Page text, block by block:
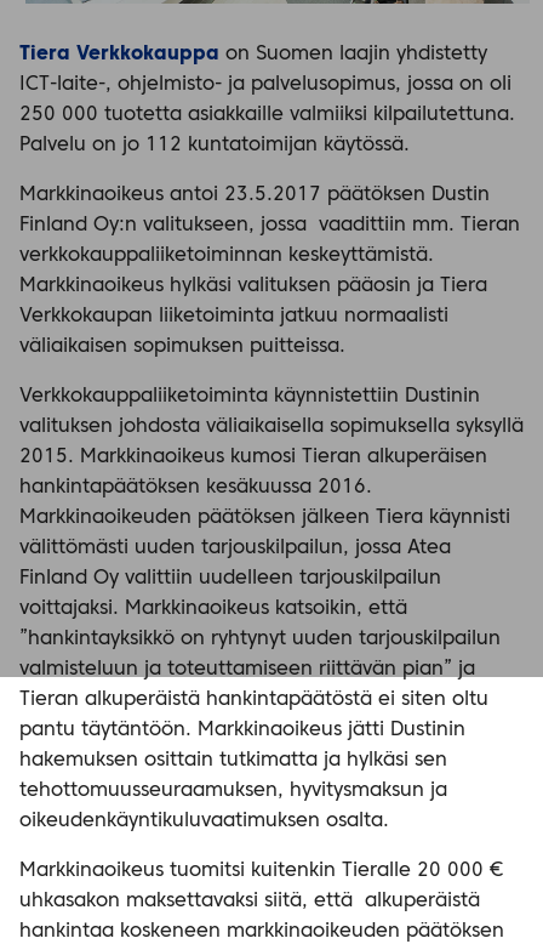
Tiera Verkkokauppa on Suomen laajin yhdistetty
ICT-laite-, ohjelmisto- ja palvelusopimus, jossa on oli
250 000 tuotetta asiakkaille valmiiksi kilpailutettuna.
Palvelu on jo 112 kuntatoimijan käytössä.
Markkinaoikeus antoi 23.5.2017 päätöksen Dustin
Finland Oy:n valitukseen, jossa vaadittiin mm. Tieran
verkkokauppaliiketoiminnan keskeyttämistä.
Markkinaoikeus hylkäsi valituksen pääosin ja Tiera
Verkkokaupan liiketoiminta jatkuu normaalisti
väliaikaisen sopimuksen puitteissa.
Verkkokauppaliiketoiminta käynnistettiin Dustinin
valituksen johdosta väliaikaisella sopimuksella syksyllä
2015. Markkinaoikeus kumosi Tieran alkuperäisen
hankintapäätöksen kesäkuussa 2016.
Markkinaoikeuden päätöksen jälkeen Tiera käynnisti
välittömästi uuden tarjouskilpailun, jossa Atea
Finland Oy valittiin uudelleen tarjouskilpailun
voittajaksi. Markkinaoikeus katsoikin, että
”hankintayksikkö on ryhtynyt uuden tarjouskilpailun
valmisteluun ja toteuttamiseen riittävän pian” ja
Tieran alkuperäistä hankintapäätöstä ei siten oltu
pantu täytäntöön. Markkinaoikeus jätti Dustinin
hakemuksen osittain tutkimatta ja hylkäsi sen
tehottomuusseuraamuksen, hyvitysmaksun ja
oikeudenkäyntikuluvaatimuksen osalta.
Markkinaoikeus tuomitsi kuitenkin Tieralle 20 000 €
uhkasakon maksettavaksi siitä, että alkuperäistä
hankintaa koskeneen markkinaoikeuden päätöksen